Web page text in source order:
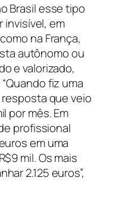
Brasil esse tipo
invisível, em
na França,
autônomo ou
e valorizado,
fiz uma
que veio
por mês. Em
profissional
em uma
mil. Os mais
2.125 euros”,